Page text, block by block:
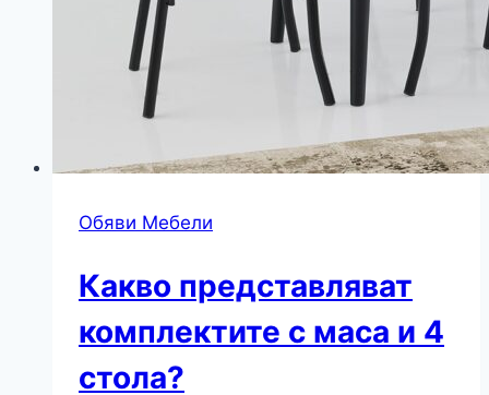
Обяви Мебели
Какво представляват
комплектите с маса и 4
стола?